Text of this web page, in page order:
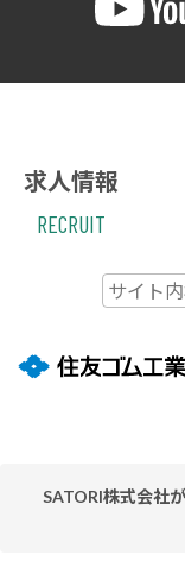
求人情報
RECRUIT
SATORI株式会社